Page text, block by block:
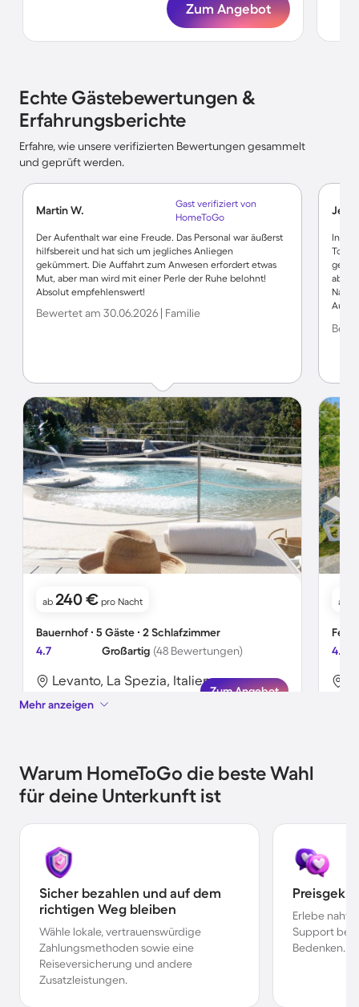
Zum Angebot
Echte Gästebewertungen &
Erfahrungsberichte
Erfahre, wie unsere verifizierten Bewertungen gesammelt
und geprüft werden.
Martin W.
Gast verifiziert von
HomeToGo
Der Aufenthalt war eine Freude. Das Personal war äußerst
hilfsbereit und hat sich um jegliches Anliegen
gekümmert. Die Auffahrt zum Anwesen erfordert etwas
Mut, aber man wird mit einer Perle der Ruhe belohnt!
Absolut empfehlenswert!
Bewertet am 30.06.2026 | Familie
ab 240 € pro Nacht
Bauernhof ∙ 5 Gäste ∙ 2 Schlafzimmer
4.7
Großartig (48 Bewertungen)
Levanto, La Spezia, Italien
Zum Angebot
In der
aber
Auto
nicht
Tag
ab
4.6
Mehr anzeigen
Warum HomeToGo die beste Wahl
für deine Unterkunft ist
Sicher bezahlen und auf dem
richtigen Weg bleiben
Wähle lokale, vertrauenswürdige
Zahlungsmethoden sowie eine
Reiseversicherung und andere
Zusatzleistungen.
Erlebe
Support bei
Bedenken.